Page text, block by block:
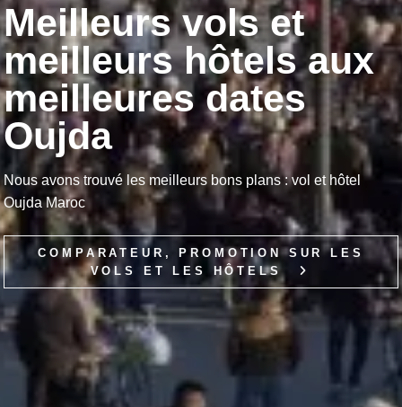
Meilleurs vols et
meilleurs hôtels aux
meilleures dates
Oujda
Nous avons trouvé les meilleurs bons plans : vol et hôtel
Oujda Maroc
COMPARATEUR, PROMOTION SUR LES
VOLS ET LES HÔTELS